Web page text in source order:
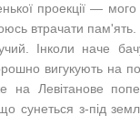
проекції —
втрачати пам'ять.
Інколи наче
вигукують на
на Левітанове
що сунеться з-під